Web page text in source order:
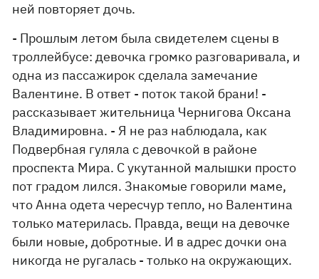
ней повторяет дочь.
- Прошлым летом была свидетелем сцены в
троллейбусе: девочка громко разговаривала, и
одна из пассажирок сделала замечание
Валентине. В ответ - поток такой брани! -
рассказывает жительница Чернигова Оксана
Владимировна. - Я не раз наблюдала, как
Подвербная гуляла с девочкой в районе
проспекта Мира. С укутанной малышки просто
пот градом лился. Знакомые говорили маме,
что Анна одета чересчур тепло, но Валентина
только материлась. Правда, вещи на девочке
были новые, добротные. И в адрес дочки она
никогда не ругалась - только на окружающих.